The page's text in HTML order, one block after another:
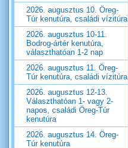
2026. augusztus 10. Öreg-
Túr kenutúra, családi vízitúra
2026. augusztus 10-11.
Bodrog-ártér kenutúra,
választhatóan 1-2 nap
2026. augusztus 11. Öreg-
Túr kenutúra, családi vízitúra
2026. augusztus 12-13.
Választhatóan 1- vagy 2-
napos, családi Öreg-Túr
kenutúra
2026. augusztus 14. Öreg-
Túr kenutúra